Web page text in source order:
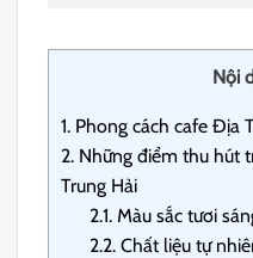
Nội
1. Phong cách cafe Địa
2. Những điểm thu hút
Trung Hải
2.1. Màu sắc tươi
2.2. Chất liệu tự